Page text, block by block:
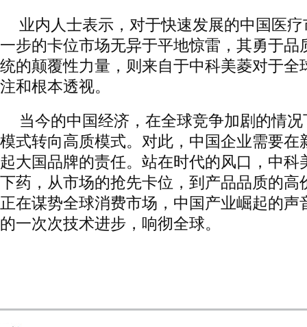
业内人士表示，对于快速发展的中国医
一步的卡位市场无异于平地惊雷，其勇于品
统的颠覆性力量，则来自于中科美菱对于全
注和根本透视。
当今的中国经济，在全球竞争加剧的情
模式转向高质模式。对此，中国企业需要在
起大国品牌的责任。站在时代的风口，中科
下药，从市场的抢先卡位，到产品品质的高
正在谋势全球消费市场，中国产业崛起的声
的一次次技术进步，响彻全球。